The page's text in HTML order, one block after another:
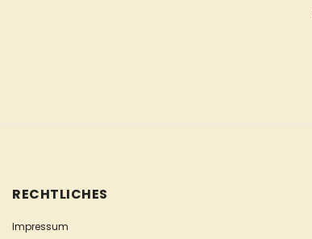
RECHTLICHES
Impressum